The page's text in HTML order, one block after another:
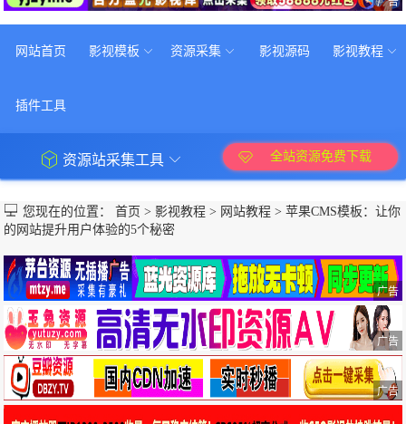
网站首页 影视模板 资源采集 影视源码 影视教程
插件工具
资源站采集工具 全站资源免费下载
您现在的位置：首页 > 影视教程 > 网站教程 >苹果CMS模板：让你
的网站提升用户体验的5个秘密
广告
广告
广告